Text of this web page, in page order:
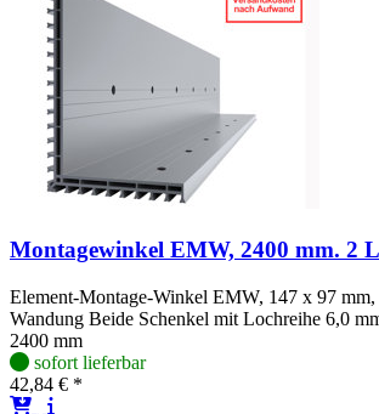
Montagewinkel EMW, 2400 mm. 2
Element-Montage-Winkel EMW, 147 x 97
Wandung Beide Schenkel mit Lochreihe 6,0
2400 mm
sofort lieferbar
42,84 € *